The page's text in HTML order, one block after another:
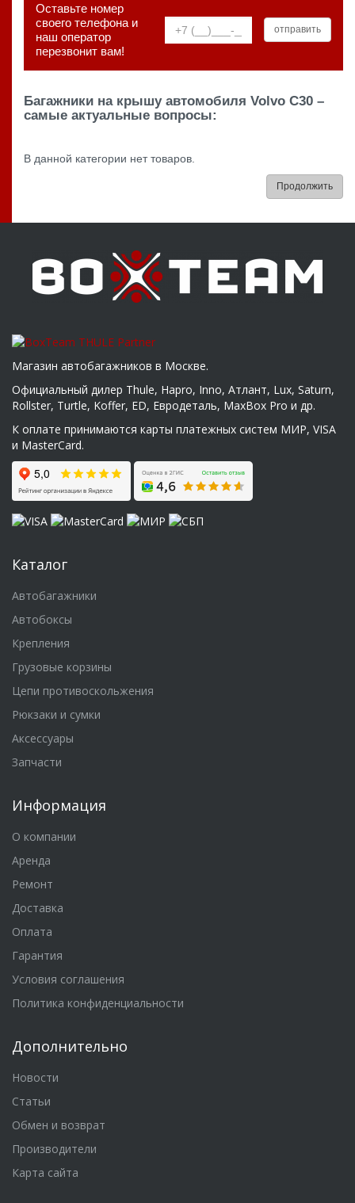
Оставьте номер
своего телефона и
наш оператор
перезвонит вам!
Багажники на крышу автомобиля Volvo C30 –
самые актуальные вопросы:
В данной категории нет товаров.
Продолжить
Магазин автобагажников в Москве.
Официальный дилер Thule, Hapro, Inno, Атлант, Lux, Saturn,
Rollster, Turtle, Koffer, ED, Евродеталь, MaxBox Pro и др.
К оплате принимаются карты платежных систем МИР, VISA
и MasterCard.
Каталог
Автобагажники
Автобоксы
Крепления
Грузовые корзины
Цепи противоскольжения
Рюкзаки и сумки
Аксессуары
Запчасти
Информация
О компании
Аренда
Ремонт
Доставка
Оплата
Гарантия
Условия соглашения
Политика конфиденциальности
Дополнительно
Новости
Статьи
Обмен и возврат
Производители
Карта сайта